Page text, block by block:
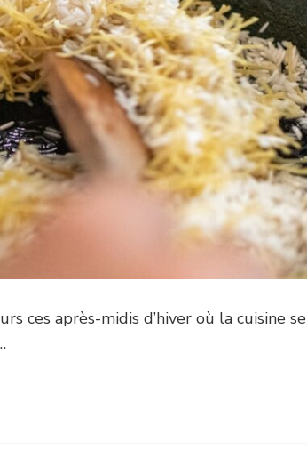
ces après-midis d’hiver où la cuisine se